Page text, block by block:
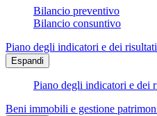
Bilancio preventivo
Bilancio consuntivo
Piano degli indicatori e dei
Espandi
Piano degli indicatori e dei
Beni immobili e gestione